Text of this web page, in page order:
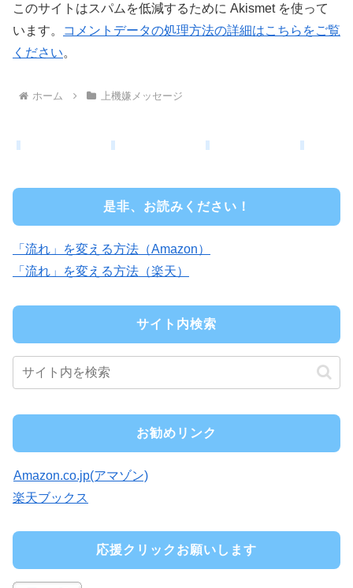
このサイトはスパムを低減するために Akismet を使って
います。
コメントデータの処理方法の詳細はこちらをご覧
ください。
ホーム 上機嫌メッセージ
是非、お読みください！
「流れ」を変える方法（Amazon）
「流れ」を変える方法（楽天）
サイト内検索
お勧めリンク
Amazon.co.jp(アマゾン)
楽天ブックス
応援クリックお願いします